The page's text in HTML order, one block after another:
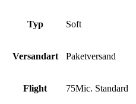
Typ Soft
Versandart Paketversand
Flight 75Mic. Standard